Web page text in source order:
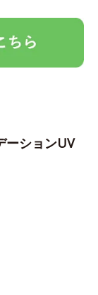
ションUV